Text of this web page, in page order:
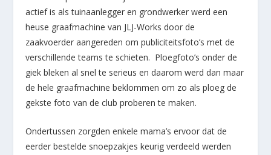
actief is als tuinaanlegger en grondwerker werd een
heuse graafmachine van JLJ-Works door de
zaakvoerder aangereden om publiciteitsfoto’s met de
verschillende teams te schieten. Ploegfoto’s onder de
giek bleken al snel te serieus en daarom werd dan maar
de hele graafmachine beklommen om zo als ploeg de
gekste foto van de club proberen te maken.
Ondertussen zorgden enkele mama’s ervoor dat de
eerder bestelde snoepzakjes keurig verdeeld werden